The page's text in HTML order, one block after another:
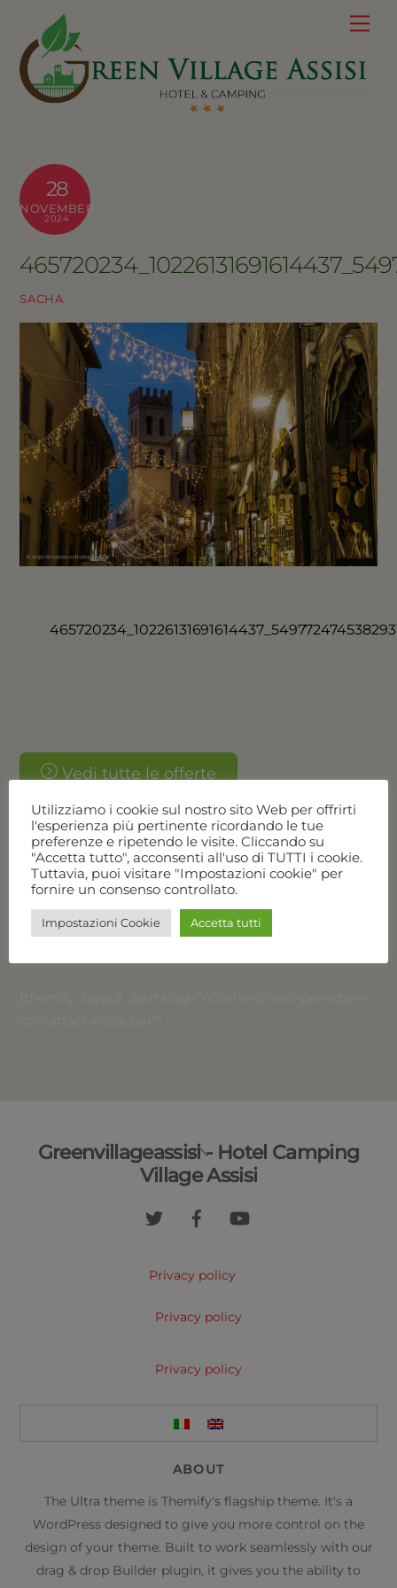
content
28
NOVEMBER
2024
SACHA
Vedi tutte le offerte
Disponibilità e prezzi
Chiama per prenotare
Green Village Assisi Online
Chatta con noi
Back
To
Greenvillageassisi - Hotel Camping
Village Assisi
Privacy policy
Privacy policy
Privacy policy
ABOUT
The Ultra theme is Themify's flagship theme. It's a
WordPress designed to give you more control on the
design of your theme. Built to work seamlessly with our
drag & drop Builder plugin, it gives you the ability to
Utilizziamo i cookie sul nostro sito Web per offrirti
l'esperienza più pertinente ricordando le tue
preferenze e ripetendo le visite. Cliccando su
"Accetta tutto", acconsenti all'uso di TUTTI i cookie.
Tuttavia, puoi visitare "Impostazioni cookie" per
fornire un consenso controllato.
Impostazioni Cookie Accetta tutti